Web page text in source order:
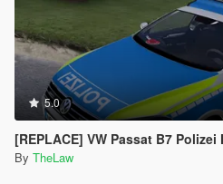
5.0
[REPLACE] VW Passat B7 Polizei
By TheLaw